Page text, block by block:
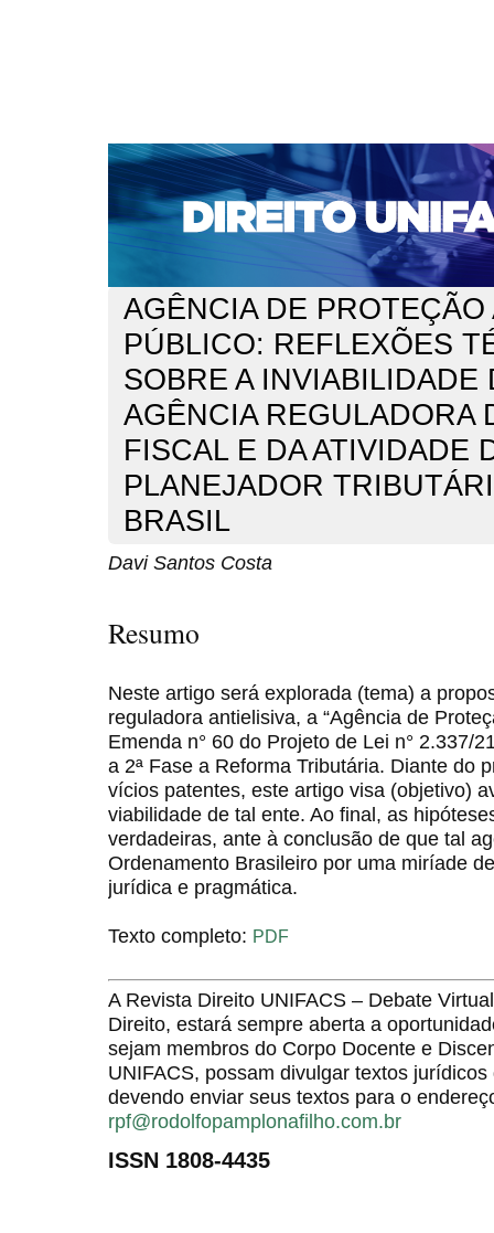
CAPA SOBRE ACESSO CADASTRO
NOTÍCIAS
EDIÇÕES DE Nº 1 A 100 WEBMAIL
Capa>n. 300 (2025) > Santos Costa
AGÊNCIA DE PROTEÇÃO
PÚBLICO: REFLEXÕES
SOBRE A INVIABILIDADE
AGÊNCIA REGULADORA
FISCAL E DA ATIVIDADE
PLANEJADOR
BRASIL
Davi Santos Costa
Resumo
Neste artigo será explorada (tema) a
reguladora antielisiva, a “Agência de
Emenda n° 60 do Projeto de Lei n° 2.337/
a 2ª Fase a Reforma Tributária. Diante do
vícios patentes, este artigo visa (objetivo)
viabilidade de tal ente. Ao final, as
verdadeiras, ante à conclusão de que tal
Ordenamento Brasileiro por uma miríade
jurídica e pragmática.
Texto completo: PDF
A Revista Direito UNIFACS – Debate
Direito, estará sempre aberta a
sejam membros do Corpo Docente e
UNIFACS, possam divulgar textos
devendo enviar seus textos para o
rpf@rodolfopamplonafilho.com.br
ISSN 1808-4435